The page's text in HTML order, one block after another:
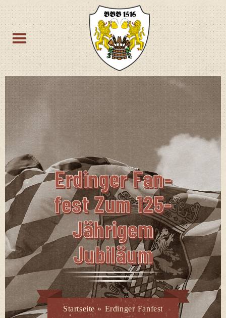
Erdin­ger Fan­
Fest Zum 125-
Jäh­ri­gem
Jubiläum
Startseite» Erdinger Fanfest